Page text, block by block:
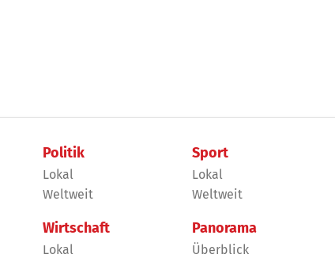
Politik
Lokal
Weltweit
Wirtschaft
Lokal
Sport
Lokal
Weltweit
Panorama
Überblick